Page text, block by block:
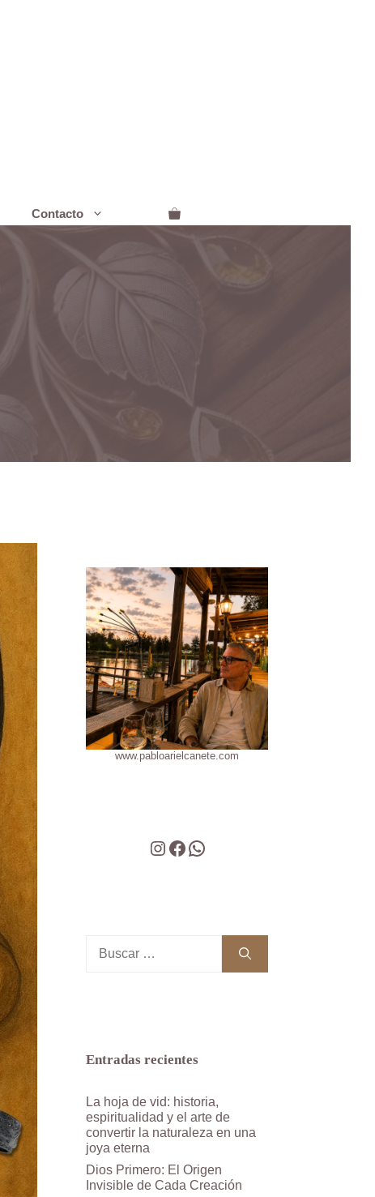
Contacto
www.pabloarielcanete.com
Instagram
Facebook
WhatsApp
Entradas recientes
La hoja de vid: historia,
espiritualidad y el arte de
convertir la naturaleza en una
joya eterna
Dios Primero: El Origen
Invisible de Cada Creación